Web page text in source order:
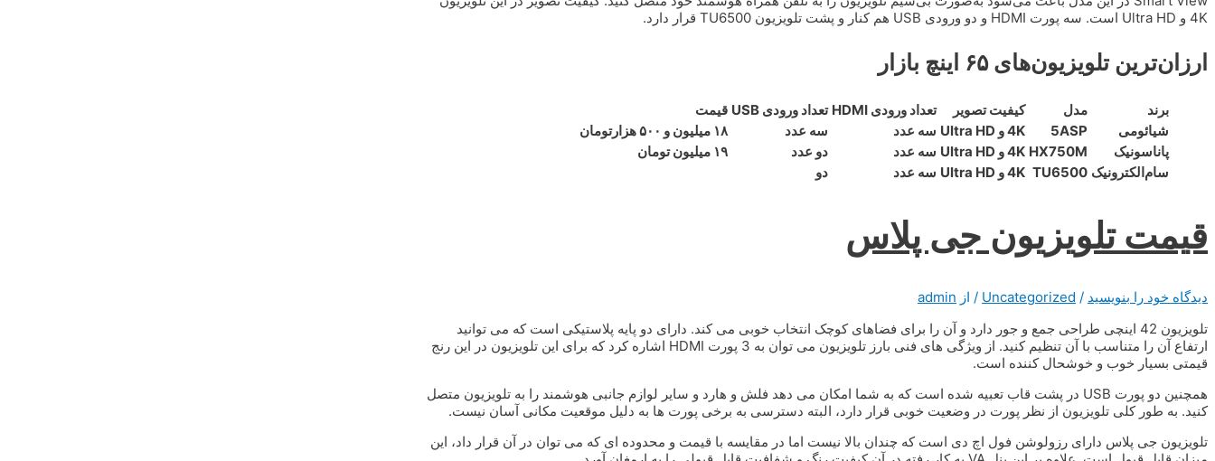
4K و Ultra HD است. سه پورت HDMI و دو ورودی USB هم کنار و پشت تلویزیون TU6500 قرار دارد.
ارزان‌ترین تلویزیون‌های ۶۵ اینچ بازار
برند مدل کیفیت تصویر تعداد ورودی HDMI تعداد ورودی USB
قیمت
شیائومی
5ASP 4K و Ultra HD سه عدد سه عدد
۱۸ میلیون و ۵۰۰ هزارتومان
پاناسونیک
HX750M 4K و Ultra HD سه عدد دو عدد
۱۹ میلیون تومان
سام‌الکترونیک TU6500 4K و Ultra HD سه عدد دو
قیمت تلویزیون جی پلاس
دیدگاه‌ خود را بنویسید /
Uncategorized / از admin
تلویزیون 42 اینچی طراحی جمع و جور دارد و آن را برای فضاهای کوچک انتخاب خوبی می کند. دارای دو پایه پلاستیکی است که می توانید
ارتفاع آن را متناسب با آن تنظیم کنید. از ویژگی های فنی بارز تلویزیون می توان به 3 پورت HDMI اشاره کرد که برای این تلویزیون در این رنج
قیمتی بسیار خوب و خوشحال کننده است.
همچنین دو پورت USB در پشت قاب تعبیه شده است که به شما امکان می دهد فلش و هارد و سایر لوازم جانبی هوشمند را به تلویزیون متصل
کنید. به طور کلی تلویزیون از نظر پورت در وضعیت خوبی قرار دارد، البته دسترسی به برخی پورت ها به دلیل موقعیت مکانی آسان نیست.
تلویزیون جی پلاس دارای رزولوشن فول اچ دی است که چندان بالا نیست اما در مقایسه با قیمت و محدوده ای که می توان در آن قرار داد، این